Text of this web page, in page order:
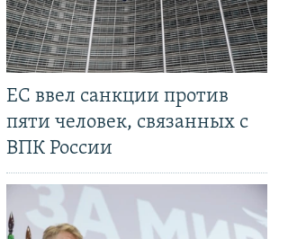
ЕС ввел санкции против
пяти человек, связанных с
ВПК России